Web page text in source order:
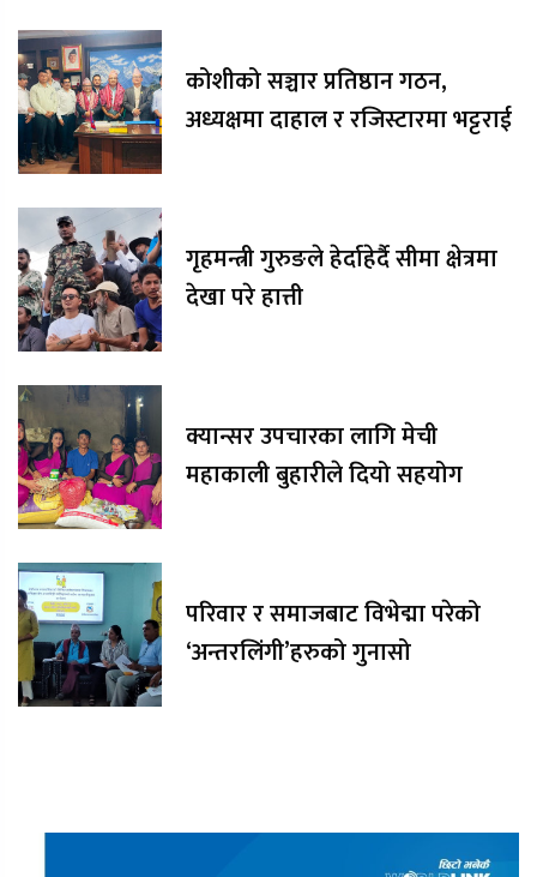
कोशीको सञ्चार प्रतिष्ठान गठन,
अध्यक्षमा दाहाल र रजिस्टारमा भट्टराई
गृहमन्त्री गुरुङले हेर्दाहेर्दै सीमा क्षेत्रमा
देखा परे हात्ती
क्यान्सर उपचारका लागि मेची
महाकाली बुहारीले दियो सहयोग
परिवार र समाजबाट विभेद्मा परेको
‘अन्तरलिंगी’हरुको गुनासो